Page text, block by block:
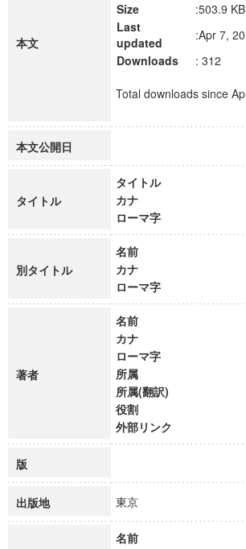
本文
Size
:503.9 KB
Last
updated
:Apr 7,
Downloads
: 312
Total downloads since
本文公開日
タイトル
タイトル
カナ
ローマ字
別タイトル
名前
カナ
ローマ字
著者
名前
カナ
ローマ字
所属
所属(翻訳)
役割
外部リンク
版
出版地 東京
名前